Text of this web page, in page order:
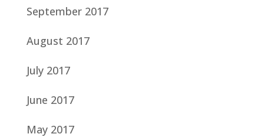
September 2017
August 2017
July 2017
June 2017
May 2017